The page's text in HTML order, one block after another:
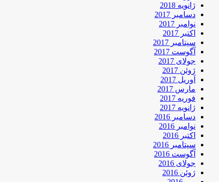
ژانویه 2018
دسامبر 2017
نوامبر 2017
اکتبر 2017
سپتامبر 2017
آگوست 2017
جولای 2017
ژوئن 2017
آوریل 2017
مارس 2017
فوریه 2017
ژانویه 2017
دسامبر 2016
نوامبر 2016
اکتبر 2016
سپتامبر 2016
آگوست 2016
جولای 2016
ژوئن 2016